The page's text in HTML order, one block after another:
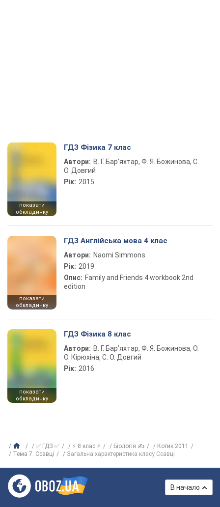
показати
обкладинку
ГДЗ Фізика 7 клас
Автори: В. Г. Бар’яхтар, Ф. Я. Божинова, С.
О. Довгий
Рік: 2015
показати
обкладинку
ГДЗ Англійська мова 4 клас
Автори: Naomi Simmons
Рік: 2019
Опис: Family and Friends 4 workbook 2nd
edition
показати
обкладинку
ГДЗ Фізика 8 клас
Автори: В. Г. Бар’яхтар, Ф. Я. Божинова, О.
О. Кірюхіна, С. О. Довгий
Рік: 2016
✅ ГДЗ ✅ ⚡ 8 клас ⚡ Біологія ✍
Котик 2011
Тема 7. Ссавці
Загальна характеристика класу Ссавці
В начало